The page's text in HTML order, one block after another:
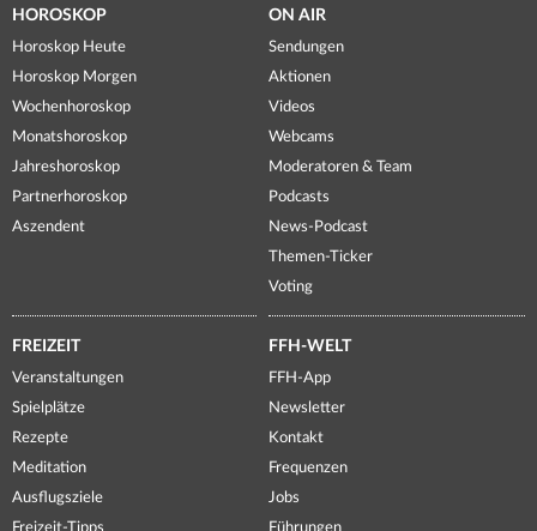
HOROSKOP
Horoskop Heute
Horoskop Morgen
Wochenhoroskop
Monatshoroskop
Jahreshoroskop
Partnerhoroskop
Aszendent
ON AIR
Sendungen
Aktionen
Videos
Webcams
Moderatoren & Team
Podcasts
News-Podcast
Themen-Ticker
Voting
FREIZEIT
Veranstaltungen
Spielplätze
Rezepte
Meditation
Ausflugsziele
FFH-WELT
FFH-App
Newsletter
Kontakt
Frequenzen
Jobs